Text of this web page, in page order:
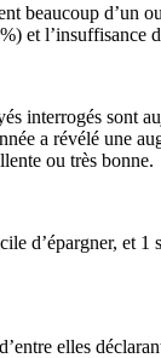
d’un
et l’insuffisance
interrogés sont
a révélé une
ou très bonne.
d’épargner, et
elles